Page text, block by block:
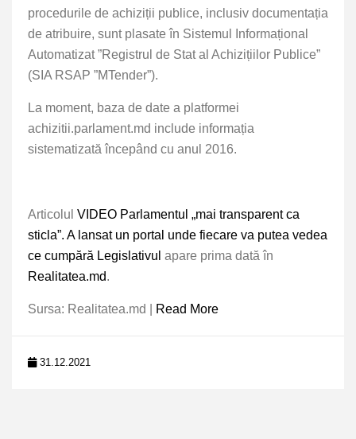
procedurile de achiziții publice, inclusiv documentația
de atribuire, sunt plasate în Sistemul Informațional
Automatizat ”Registrul de Stat al Achizițiilor Publice”
(SIA RSAP ”MTender”).
La moment, baza de date a platformei
achizitii.parlament.md include informația
sistematizată începând cu anul 2016.
Articolul VIDEO Parlamentul „mai transparent ca
sticla”. A lansat un portal unde fiecare va putea vedea
ce cumpără Legislativul apare prima dată în
Realitatea.md.
Sursa: Realitatea.md | Read More
31.12.2021